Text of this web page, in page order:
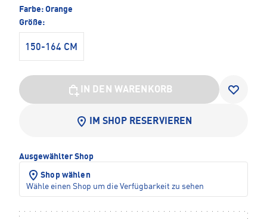
Farbe: Orange
Größe:
150-164 CM
IN DEN WARENKORB
IM SHOP RESERVIEREN
Ausgewählter Shop
Shop wählen
Wähle einen Shop um die Verfügbarkeit zu sehen